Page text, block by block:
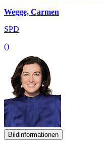
Wegge, Carmen
SPD
()
Bildinformationen